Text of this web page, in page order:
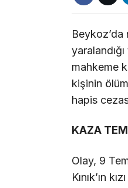
mahkeme
kişinin
hapis
KAZA
Olay, 9
Kınık’ın